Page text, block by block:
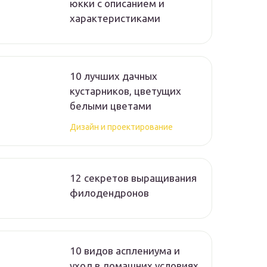
юкки с описанием и
характеристиками
10 лучших дачных
кустарников, цветущих
белыми цветами
Дизайн и проектирование
12 секретов выращивания
филодендронов
10 видов асплениума и